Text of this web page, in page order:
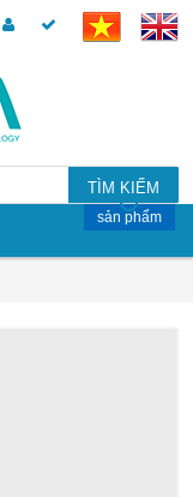
TÌM KIẾM
sản phẩm